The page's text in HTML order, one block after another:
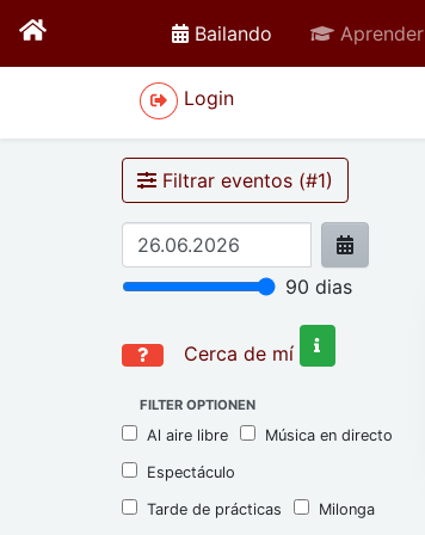
Bailando active Aprender
Login
Filtrar eventos (#1)
90 dias
Cerca de mí
FILTER OPTIONEN
Al aire libre Música en directo
Espectáculo
Tarde de prácticas Milonga